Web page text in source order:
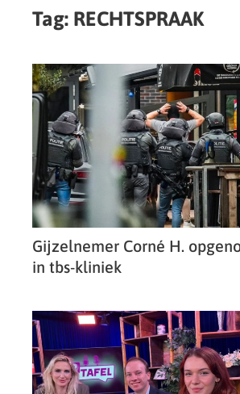
Tag: RECHTSPRAAK
Gijzelnemer Corné H.
in tbs-kliniek